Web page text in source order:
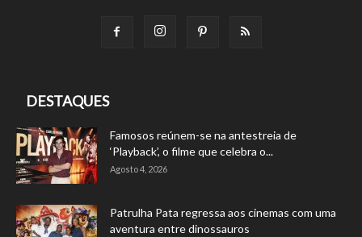
DESTAQUES
Famosos reúnem-se na antestreia de
‘Playback’, o filme que celebra o...
Agosto 4, 2026
Patrulha Pata regressa aos cinemas com uma
aventura entre dinossauros